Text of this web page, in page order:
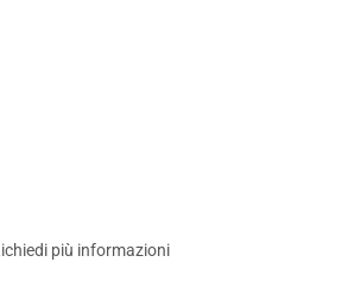
più informazioni